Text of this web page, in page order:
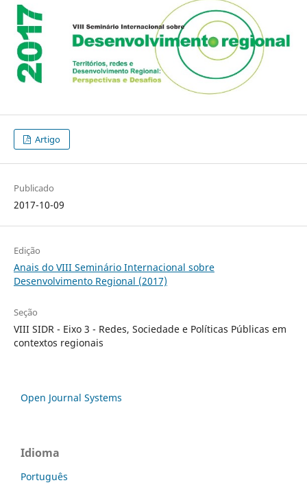
Artigo
Publicado
2017-10-09
Edição
Anais do VIII Seminário Internacional sobre
Desenvolvimento Regional (2017)
Seção
VIII SIDR - Eixo 3 - Redes, Sociedade e Políticas Públicas em
contextos regionais
Open Journal Systems
Idioma
Português